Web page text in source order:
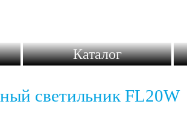
светильник FL20W
Каталог